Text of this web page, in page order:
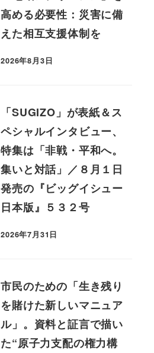
高める必要性：災害に備
えた相互支援体制を
2026年8月3日
「SUGIZO」が表紙＆ス
ペシャルインタビュー、
特集は「非戦・平和へ。
集いと対話」／８月１日
発売の『ビッグイシュー
日本版』５３２号
2026年7月31日
市民のための「生き残り
を賭けた新しいマニュア
ル」。資料と証言で描い
た“原子力支配の権力構